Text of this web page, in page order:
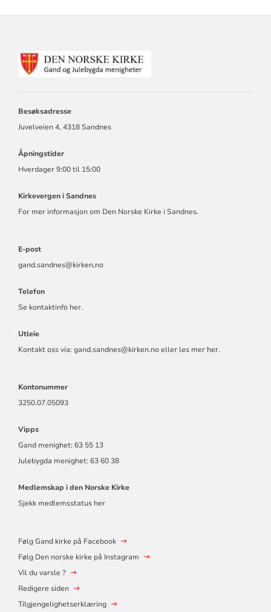
Besøksadresse
Juvelveien 4, 4318 Sandnes
Åpningstider
Hverdager 9:00 til 15:00
Kirkevergen i Sandnes
For mer informasjon om Den Norske Kirke i Sandnes.
E-post
gand.sandnes@kirken.no
Telefon
Se kontaktinfo her.
Utleie
Kontakt oss via: gand.sandnes@kirken.no eller les mer her.
Kontonummer
3250.07.05093
Vipps
Gand menighet: 63 55 13
Julebygda menighet: 63 60 38
Medlemskap i den Norske Kirke
Sjekk medlemsstatus her
Følg Gand kirke på Facebook
Følg Den norske kirke på Instagram
Vil du varsle ?
Redigere siden
Tilgjengelighetserklæring